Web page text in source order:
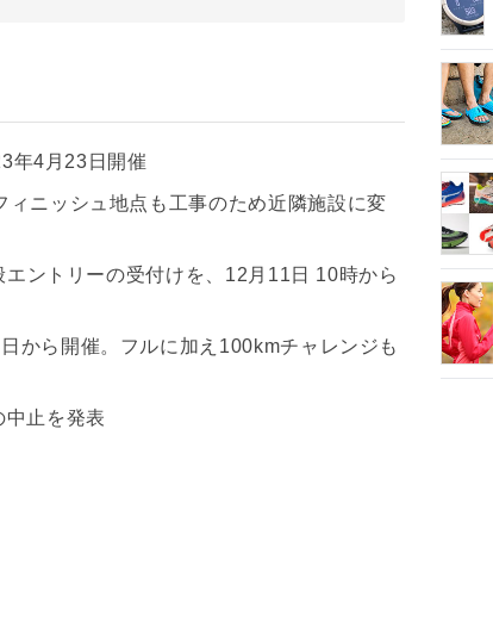
年4月23日開催
ィニッシュ地点も工事のため近隣施設に変
ントリーの受付けを、12月11日 10時から
から開催。フルに加え100kmチャレンジも
止を発表